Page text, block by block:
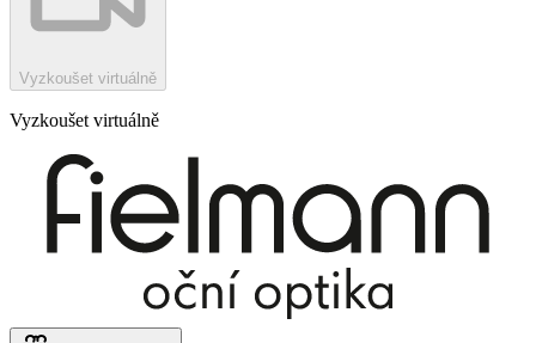
Vyzkoušet virtuálně
Vyzkoušet virtuálně